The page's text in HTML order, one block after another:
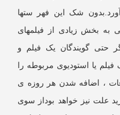
شک این فهر ستها
زیادی از فیلمهای
یک فیلم و
یا استودیوی مربوطه را
اضافه شدن هر روزه ی
نیز خواهد بوداز سوی